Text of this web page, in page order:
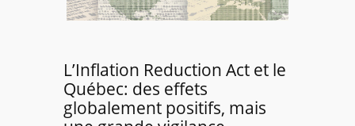
L’Inflation Reduction Act et le
Québec: des effets
globalement positifs, mais